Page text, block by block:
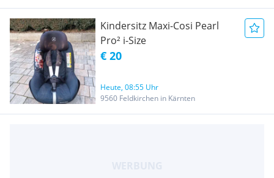
Kindersitz Maxi-Cosi Pearl
Pro² i-Size
€ 20
Heute, 08:55 Uhr
9560 Feldkirchen in Kärnten